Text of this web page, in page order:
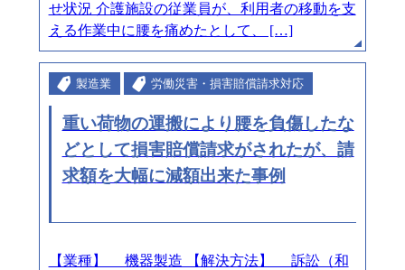
せ状況 介護施設の従業員が、利用者の移動を支
える作業中に腰を痛めたとして、 […]
製造業 労働災害・損害賠償請求対応
重い荷物の運搬により腰を負傷したな
どとして損害賠償請求がされたが、請
求額を大幅に減額出来た事例
【業種】 機器製造 【解決方法】 訴訟（和